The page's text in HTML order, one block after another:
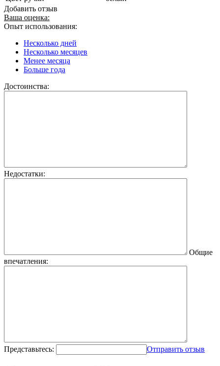
Добавить отзыв
Ваша оценка:
Опыт использования:
Несколько дней
Несколько месяцев
Менее месяца
Больше года
Достоинства:
Недостатки:
Общие
впечатления:
Представьтесь: Отправить отзыв